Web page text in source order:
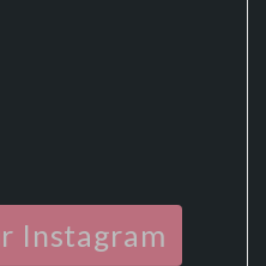
Instagram